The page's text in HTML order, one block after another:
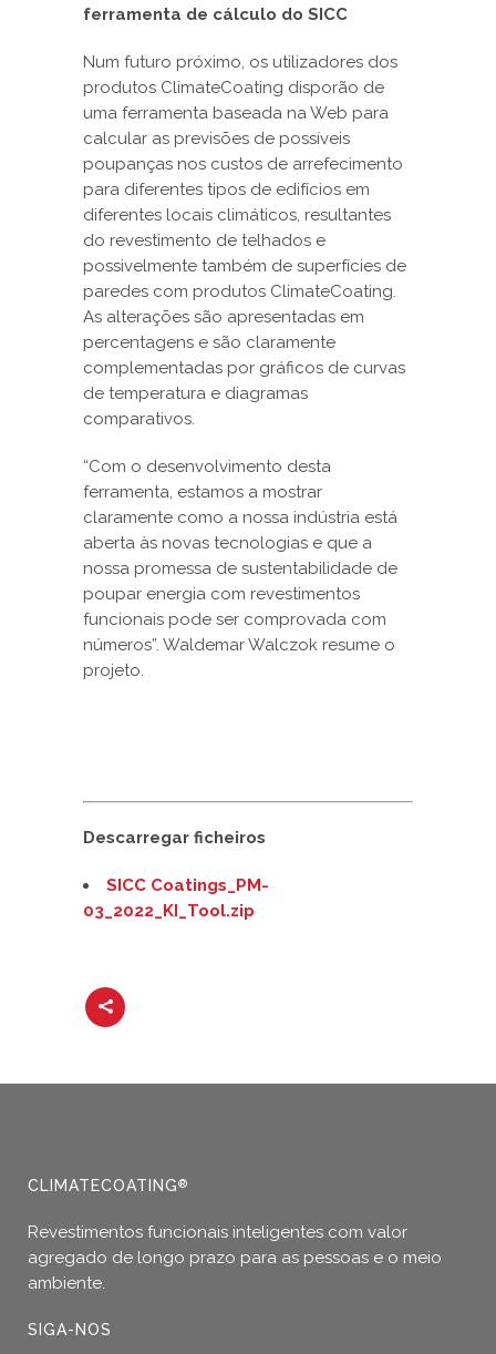
ferramenta de cálculo do SICC
Num futuro próximo, os utilizadores dos
produtos ClimateCoating disporão de
uma ferramenta baseada na Web para
calcular as previsões de possíveis
poupanças nos custos de arrefecimento
para diferentes tipos de edifícios em
diferentes locais climáticos, resultantes
do revestimento de telhados e
possivelmente também de superfícies de
paredes com produtos ClimateCoating.
As alterações são apresentadas em
percentagens e são claramente
complementadas por gráficos de curvas
de temperatura e diagramas
comparativos.
“Com o desenvolvimento desta
ferramenta, estamos a mostrar
claramente como a nossa indústria está
aberta às novas tecnologias e que a
nossa promessa de sustentabilidade de
poupar energia com revestimentos
funcionais pode ser comprovada com
números”. Waldemar Walczok resume o
projeto.
Descarregar ficheiros
SICC Coatings_PM-
03_2022_KI_Tool.zip
CLIMATECOATING®
Revestimentos funcionais inteligentes com valor
agregado de longo prazo para as pessoas e o meio
ambiente.
SIGA-NOS